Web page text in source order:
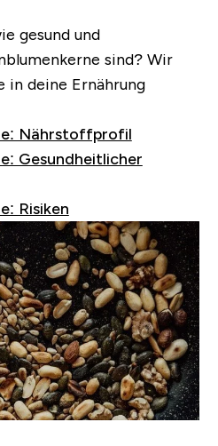
gesund und
sind? Wir
in deine Ernährung
Nährstoffprofil
Gesundheitlicher
Risiken